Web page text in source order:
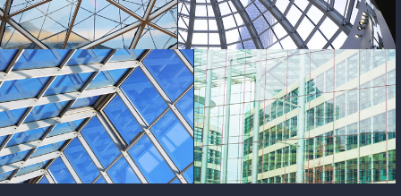
photo photo
photo photo